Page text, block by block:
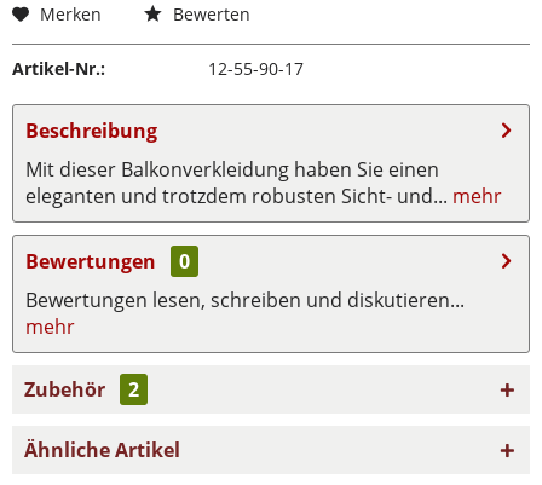
Merken Bewerten
Artikel-Nr.: 12-55-90-17
Beschreibung
Mit dieser Balkonverkleidung haben Sie einen
eleganten und trotzdem robusten Sicht- und... mehr
Bewertungen
0
Bewertungen lesen, schreiben und diskutieren...
mehr
Zubehör 2
Ähnliche Artikel